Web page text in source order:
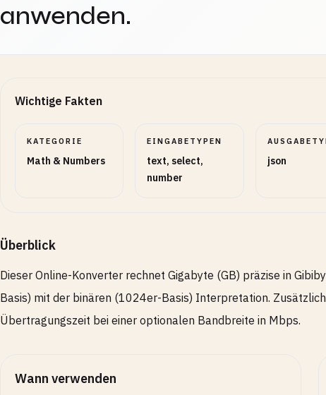
anwenden.
Wichtige Fakten
KATEGORIE
Math & Numbers
EINGABETYPEN
text, select,
number
json
Überblick
Dieser Online-Konverter rechnet Gigabyte (GB) präzise in
Basis) mit der binären (1024er-Basis) Interpretation.
Übertragungszeit bei einer optionalen Bandbreite in Mbps.
Wann verwenden